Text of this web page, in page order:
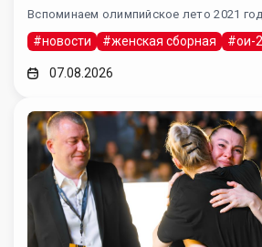
Вспоминаем олимпийское лето 2021
#новости #женская сборная #ои-
07.08.2026